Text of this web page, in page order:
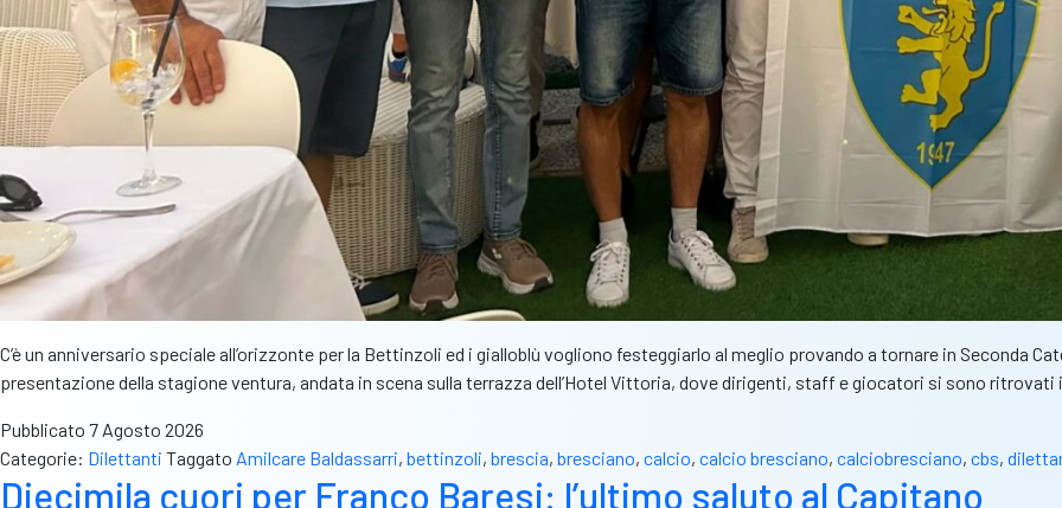
C’è un anniversario speciale all’orizzonte per la Bettinzoli ed i gialloblù vogliono festeggiarlo al meglio provando a tornare in Seconda
presentazione della stagione ventura, andata in scena sulla terrazza dell’Hotel Vittoria, dove dirigenti, staff e giocatori si sono
Pubblicato 7 Agosto 2026
Categorie: Dilettanti Taggato Amilcare Baldassarri, bettinzoli, brescia, bresciano, calcio, calcio bresciano, calciobresciano, cbs,
Diecimila cuori per Franco Baresi: l’ultimo saluto al Capitano